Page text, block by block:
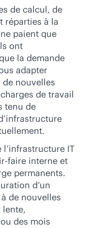
de calcul, de
réparties à la
paient que
ont
la demande
adapter
nouvelles
de travail
tenu de
l’infrastructure IT
faire interne et
permanents.
d’un
de nouvelles
lente,
des mois